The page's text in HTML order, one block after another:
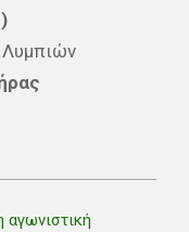
αγωνιστική